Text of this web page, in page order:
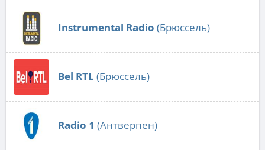
Instrumental Radio (Брюссель)
Bel RTL (Брюссель)
Radio 1 (Антверпен)